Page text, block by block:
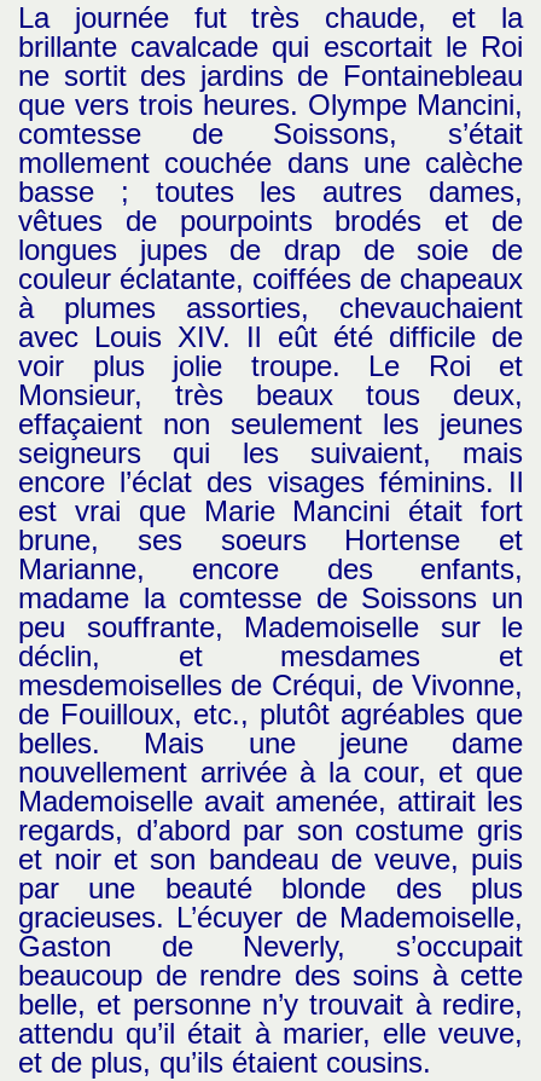
La journée fut très chaude, et la
brillante cavalcade qui escortait le Roi
ne sortit des jardins de Fontainebleau
que vers trois heures. Olympe Mancini,
comtesse de Soissons, s’était
mollement couchée dans une calèche
basse ; toutes les autres dames,
vêtues de pourpoints brodés et de
longues jupes de drap de soie de
couleur éclatante, coiffées de chapeaux
à plumes assorties, chevauchaient
avec Louis XIV. Il eût été difficile de
voir plus jolie troupe. Le Roi et
Monsieur, très beaux tous deux,
effaçaient non seulement les jeunes
seigneurs qui les suivaient, mais
encore l’éclat des visages féminins. Il
est vrai que Marie Mancini était fort
brune, ses soeurs Hortense et
Marianne, encore des enfants,
madame la comtesse de Soissons un
peu souffrante, Mademoiselle sur le
déclin, et mesdames et
mesdemoiselles de Créqui, de Vivonne,
de Fouilloux, etc., plutôt agréables que
belles. Mais une jeune dame
nouvellement arrivée à la cour, et que
Mademoiselle avait amenée, attirait les
regards, d’abord par son costume gris
et noir et son bandeau de veuve, puis
par une beauté blonde des plus
gracieuses. L’écuyer de Mademoiselle,
Gaston de Neverly, s’occupait
beaucoup de rendre des soins à cette
belle, et personne n’y trouvait à redire,
attendu qu’il était à marier, elle veuve,
et de plus, qu’ils étaient cousins.